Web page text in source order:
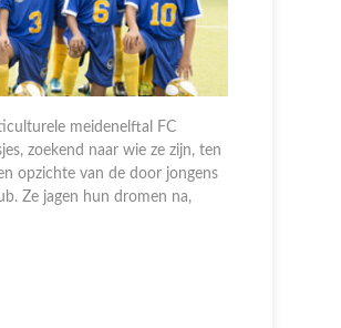
meidenelftal FC
zoekend naar wie ze zijn, ten
opzichte van de door jongens
Ze jagen hun dromen na,